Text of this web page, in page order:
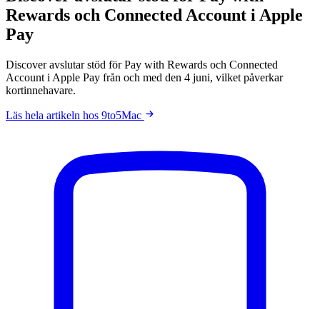
Rewards och Connected Account i Apple
Pay
Discover avslutar stöd för Pay with Rewards och Connected
Account i Apple Pay från och med den 4 juni, vilket påverkar
kortinnehavare.
Läs hela artikeln hos 9to5Mac